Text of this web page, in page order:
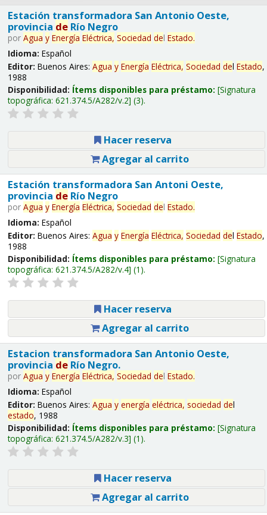
Estación transformadora San Antonio Oeste,
provincia deRío Negro
por Agua y Energía Eléctrica, Sociedad del Estado.
Idioma: Español
Editor: Buenos Aires: Agua y Energía Eléctrica, Sociedad del Estado,
1988
Disponibilidad: Ítems disponibles para préstamo: Signatura
topográfica: 621.374.5/A282/v.2 (3).
Hacer reserva
Agregar al carrito
Estación transformadora San Antoni Oeste,
provincia deRío Negro
por Agua y Energía Eléctrica, Sociedad del Estado.
Idioma: Español
Editor: Buenos Aires: Agua y Energía Eléctrica, Sociedad del Estado,
1988
Disponibilidad: Ítems disponibles para préstamo: Signatura
topográfica: 621.374.5/A282/v.4 (1).
Hacer reserva
Agregar al carrito
Estacion transformadora San Antonio Oeste,
provincia deRío Negro.
por Agua y Energía Eléctrica, Sociedad del Estado.
Idioma: Español
Editor: Buenos Aires: Agua y energía eléctrica, sociedad del
estado, 1988
Disponibilidad: Ítems disponibles para préstamo: Signatura
topográfica: 621.374.5/A282/v.3 (1).
Hacer reserva
Agregar al carrito